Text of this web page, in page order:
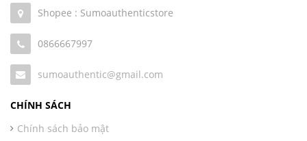
Shopee : Sumoauthenticstore
0866667997
sumoauthentic@gmail.com
CHÍNH SÁCH
Chính sách bảo mật